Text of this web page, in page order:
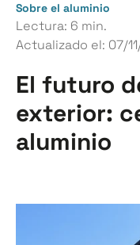
Sobre el aluminio
Lectura: 6 min.
Actualizado el: 07/
El futuro
exterior:
aluminio